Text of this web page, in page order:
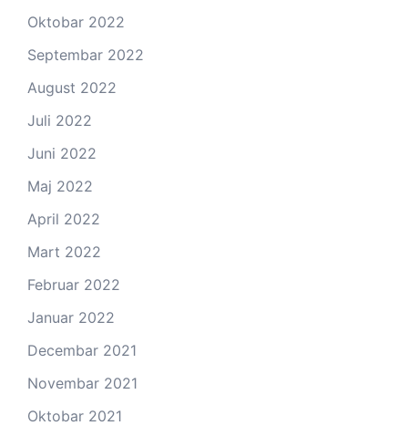
Oktobar 2022
Septembar 2022
August 2022
Juli 2022
Juni 2022
Maj 2022
April 2022
Mart 2022
Februar 2022
Januar 2022
Decembar 2021
Novembar 2021
Oktobar 2021